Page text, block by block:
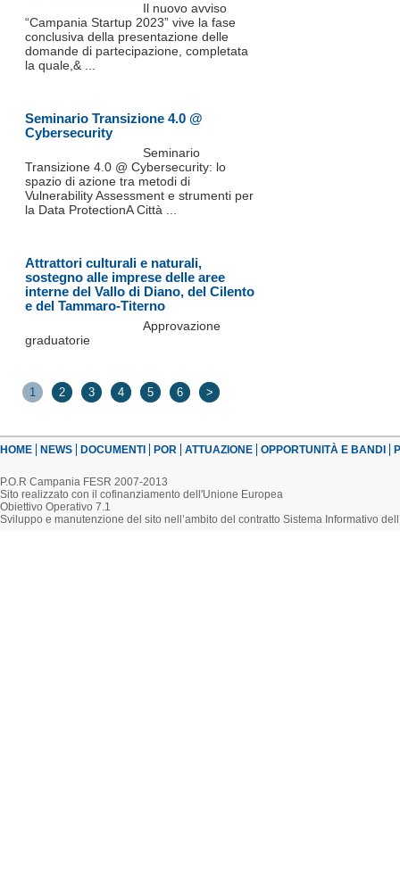
Il nuovo avviso
“Campania Startup 2023” vive la fase
conclusiva della presentazione delle
domande di partecipazione, completata
la quale,& ...
Seminario Transizione 4.0 @
Cybersecurity
Seminario
Transizione 4.0 @ Cybersecurity: lo
spazio di azione tra metodi di
Vulnerability Assessment e strumenti per
la Data ProtectionA Città ...
Attrattori culturali e naturali,
sostegno alle imprese delle aree
interne del Vallo di Diano, del Cilento
e del Tammaro-Titerno
Approvazione
graduatorie
1 2 3 4 5 6 >
HOME NEWS DOCUMENTI POR ATTUAZIONE OPPORTUNITÀ E BANDI
P.O.R Campania FESR 2007-2013
Sito realizzato con il cofinanziamento dell'Unione Europea
Obiettivo Operativo 7.1
Sviluppo e manutenzione del sito nell’ambito del contratto Sistema Informativo